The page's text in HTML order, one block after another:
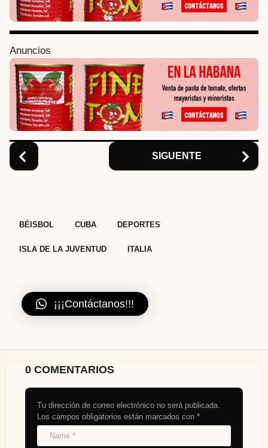
Anuncios
a
g
i
n
a
o
n
SIGUENTE
BÉISBOL CUBA DEPORTES
ISLA DE LA JUVENTUD ITALIA
¡¡¡Contáctanos!!!
0 COMENTARIOS
Tu dirección de correo electrónico no será publicada.
Los campos obligatorios están marcados con *